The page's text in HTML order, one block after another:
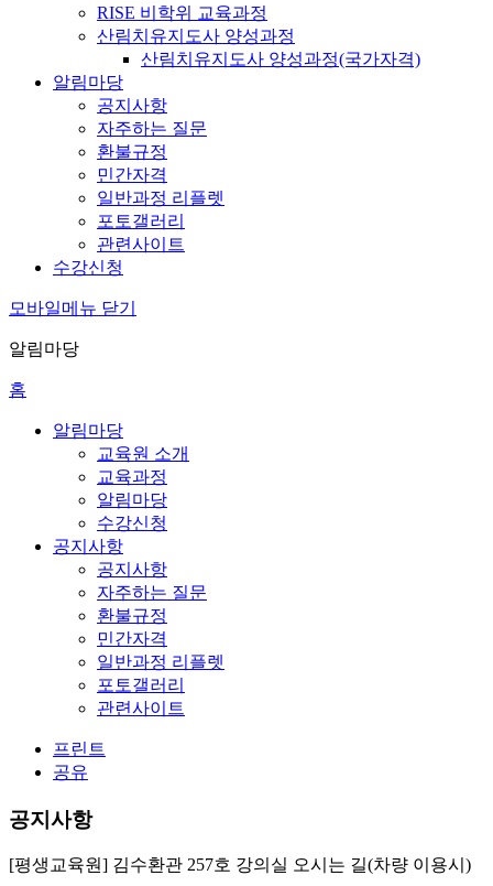
RISE 비학위 교육과정
산림치유지도사 양성과정
산림치유지도사 양성과정(국가자격)
알림마당
공지사항
자주하는 질문
환불규정
민간자격
일반과정 리플렛
포토갤러리
관련사이트
수강신청
모바일메뉴 닫기
알림마당
홈
알림마당
교육원 소개
교육과정
알림마당
수강신청
공지사항
공지사항
자주하는 질문
환불규정
민간자격
일반과정 리플렛
포토갤러리
관련사이트
프린트
공유
공지사항
[평생교육원] 김수환관 257호 강의실 오시는 길(차량 이용시)